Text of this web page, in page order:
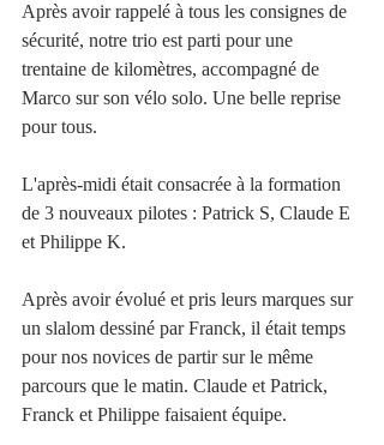
Après avoir rappelé à tous les consignes de
sécurité, notre trio est parti pour une
trentaine de kilomètres, accompagné de
Marco sur son vélo solo. Une belle reprise
pour tous.
L'après-midi était consacrée à la formation
de 3 nouveaux pilotes : Patrick S, Claude E
et Philippe K.
Après avoir évolué et pris leurs marques sur
un slalom dessiné par Franck, il était temps
pour nos novices de partir sur le même
parcours que le matin. Claude et Patrick,
Franck et Philippe faisaient équipe.